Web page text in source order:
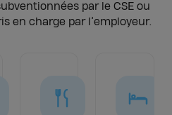
par le CSE ou
en charge par l’employeur.